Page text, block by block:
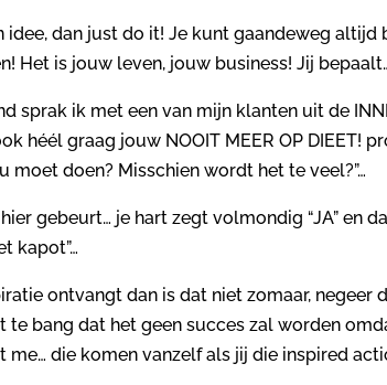
idee, dan just do it! Je kunt gaandeweg
Het is jouw leven, jouw business! Jij
sprak ik met een van mijn klanten uit de
héél graag jouw NOOIT MEER OP DIEET!
moet doen? Misschien wordt het te veel?”…
gebeurt… je hart zegt volmondig “JA” en
kapot”…
ontvangt dan is dat niet zomaar, negeer
te bang dat het geen succes zal worden
me… die komen vanzelf als jij die inspired